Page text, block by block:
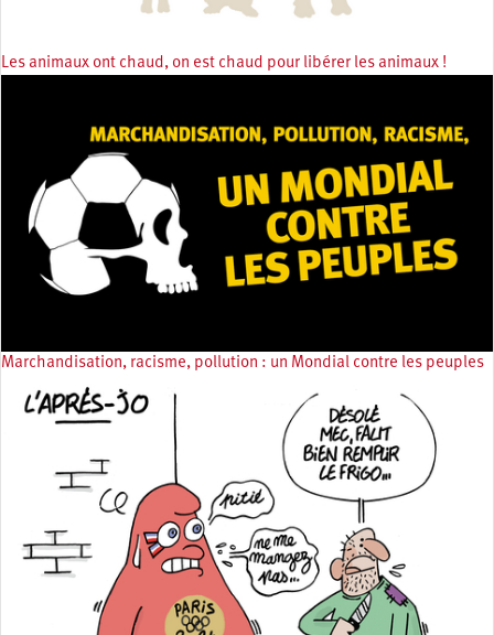
Les animaux ont chaud, on est chaud pour libérer les animaux !
Marchandisation, racisme, pollution : un Mondial contre les peuples